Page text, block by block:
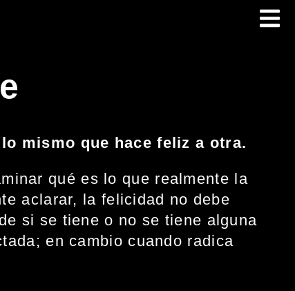
mismo que hace feliz a otra.
qué es lo que realmente la
aclarar, la felicidad no debe
si se tiene o no se tiene alguna
en cambio cuando radica